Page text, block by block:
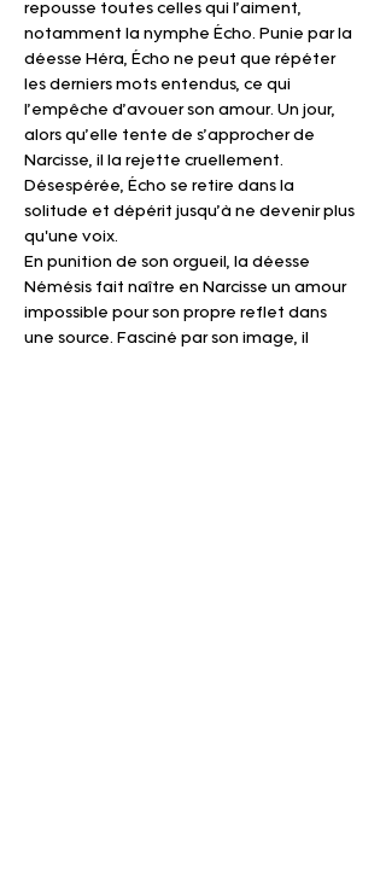
repousse toutes celles qui l’aiment,
notamment la nymphe Écho. Punie par la
déesse Héra, Écho ne peut que répéter
les derniers mots entendus, ce qui
l’empêche d’avouer son amour. Un jour,
alors qu’elle tente de s’approcher de
Narcisse, il la rejette cruellement.
Désespérée, Écho se retire dans la
solitude et dépérit jusqu’à ne devenir plus
qu'une voix.
En punition de son orgueil, la déesse
Némésis fait naître en Narcisse un amour
impossible pour son propre reflet dans
une source. Fasciné par son image, il